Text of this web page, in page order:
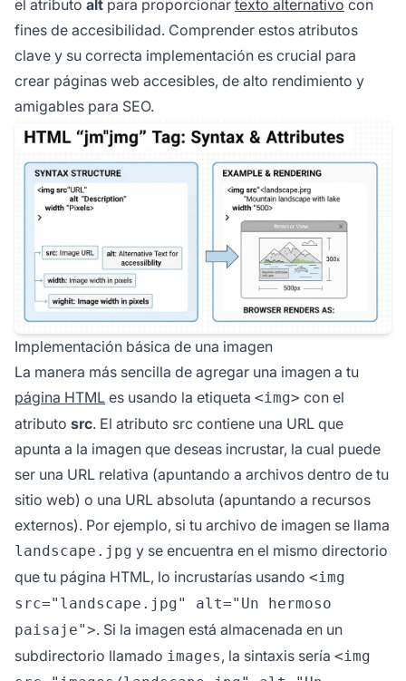
el atributo alt para proporcionar texto alternativo con
fines de accesibilidad. Comprender estos atributos
clave y su correcta implementación es crucial para
crear páginas web accesibles, de alto rendimiento y
amigables para SEO.
Implementación básica de una imagen
La manera más sencilla de agregar una imagen a tu
página HTML es usando la etiqueta <img> con el
atributo src. El atributo src contiene una URL que
apunta a la imagen que deseas incrustar, la cual puede
ser una URL relativa (apuntando a archivos dentro de tu
sitio web) o una URL absoluta (apuntando a recursos
externos). Por ejemplo, si tu archivo de imagen se llama
landscape.jpg y se encuentra en el mismo directorio
que tu página HTML, lo incrustarías usando <img
src="landscape.jpg" alt="Un hermoso
paisaje">. Si la imagen está almacenada en un
subdirectorio llamado images, la sintaxis sería <img